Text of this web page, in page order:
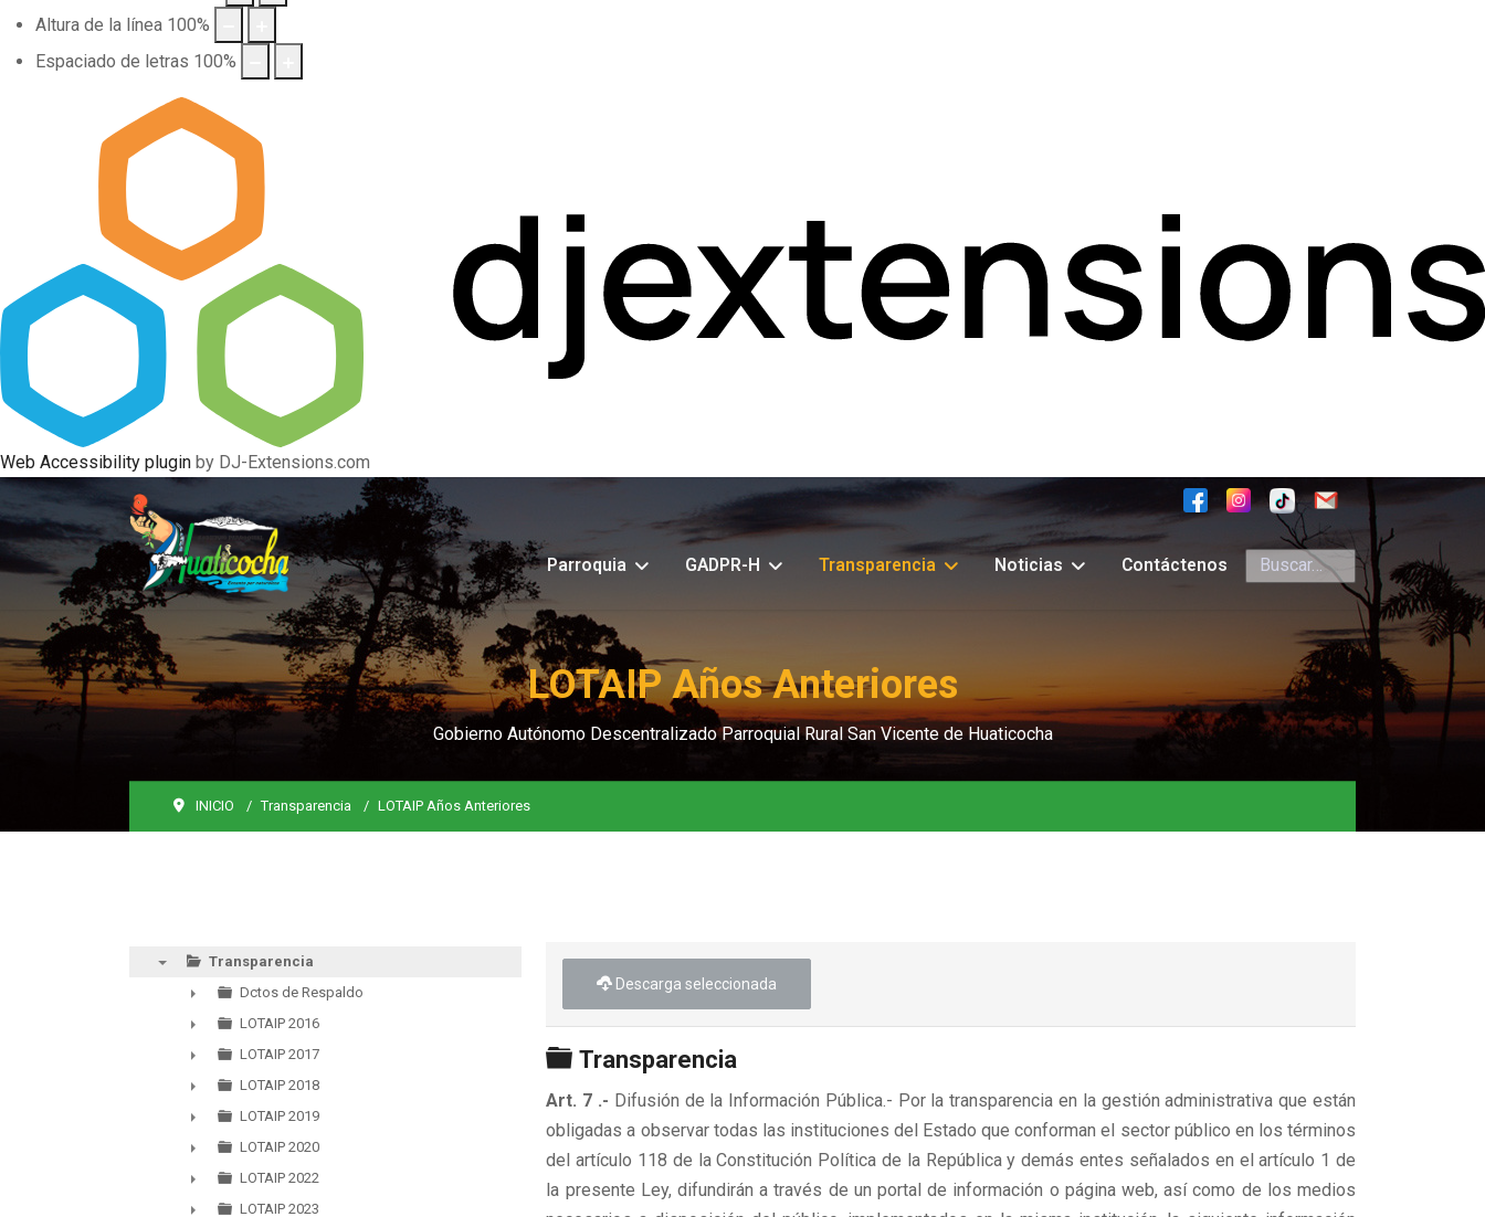
Altura de la línea 100%
Espaciado de letras 100%
Web Accessibility plugin by DJ-Extensions.com
Parroquia GADPR-H Transparencia Noticias Contáctenos Buscar
LOTAIP Años Anteriores
Gobierno Autónomo Descentralizado Parroquial Rural San Vicente de Huaticocha
INICIO Transparencia LOTAIP Años Anteriores
Transparencia
►
Dctos de Respaldo
►
LOTAIP 2016
►
LOTAIP 2017
►
LOTAIP 2018
►
LOTAIP 2019
►
LOTAIP 2020
►
LOTAIP 2022
LOTAIP 2023
Descarga seleccionada
Carpeta
Transparencia
Art. 7 .- Difusión de la Información Pública.- Por la transparencia en la gestión administrativa que están
obligadas a observar todas las instituciones del Estado que conforman el sector público en los términos
del artículo 118 de la Constitución Política de la República y demás entes señalados en el artículo 1 de
la presente Ley, difundirán a través de un portal de información o página web, así como de los medios